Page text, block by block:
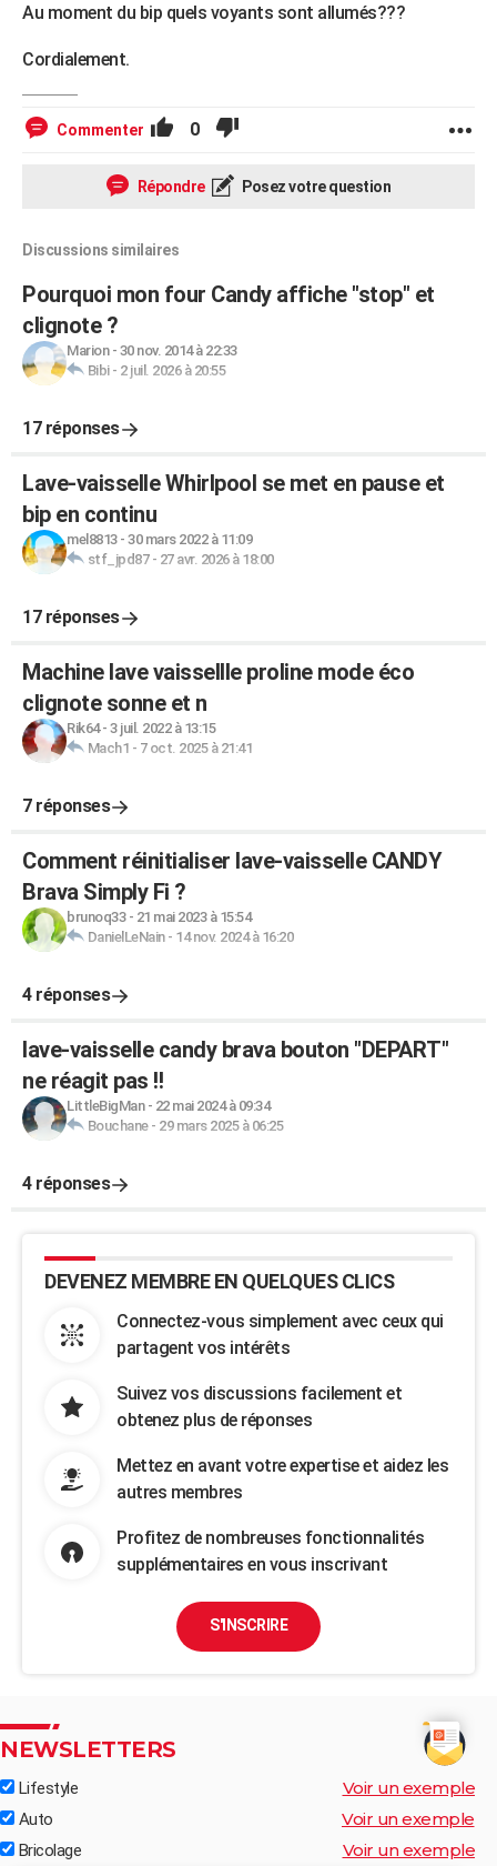
Au moment du bip quels voyants sont allumés???
Cordialement.
Commenter 0
Répondre Posez votre question
Discussions similaires
Pourquoi mon four Candy affiche "stop" et
clignote ?
Marion- 30 nov. 2014 à 22:33
Bibi- 2 juil. 2026 à 20:55
17 réponses
Lave-vaisselle Whirlpool se met en pause et
bip en continu
mel8813- 30 mars 2022 à 11:09
stf_jpd87- 27 avr. 2026 à 18:00
17 réponses
Machine lave vaissellle proline mode éco
clignote sonne et n
Rik64- 3 juil. 2022 à 13:15
Mach1 - 7 oct. 2025 à 21:41
7 réponses
Comment réinitialiser lave-vaisselle CANDY
Brava Simply Fi ?
brunoq33- 21 mai 2023 à 15:54
DanielLeNain- 14 nov. 2024 à 16:20
4 réponses
lave-vaisselle candy brava bouton "DEPART"
ne réagit pas !!
LittleBigMan- 22 mai 2024 à 09:34
Bouchane- 29 mars 2025 à 06:25
4 réponses
DEVENEZ MEMBRE EN QUELQUES CLICS
Connectez-vous simplement avec ceux qui
partagent vos intérêts
Suivez vos discussions facilement et
obtenez plus de réponses
Mettez en avant votre expertise et aidez les
autres membres
Profitez de nombreuses fonctionnalités
supplémentaires en vous inscrivant
S'INSCRIRE
NEWSLETTERS
Lifestyle Voir un exemple
Auto Voir un exemple
Bricolage Voir un exemple